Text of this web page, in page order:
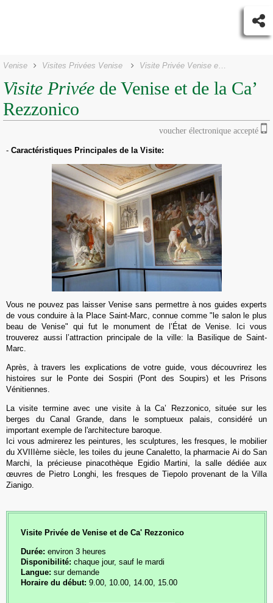
Venise Visites Privées Venise Visite Privée Venise et Ca’ Rezzonico
Visite Privée de Venise et de la Ca’
Rezzonico
voucher électronique accepté
- Caractéristiques Principales de la Visite:
Vous ne pouvez pas laisser Venise sans permettre à nos guides experts
de vous conduire à la Place Saint-Marc, connue comme "le salon le plus
beau de Venise" qui fut le monument de l’État de Venise. Ici vous
trouverez aussi l’attraction principale de la ville: la Basilique de Saint-
Marc.
Après, à travers les explications de votre guide, vous découvrirez les
histoires sur le Ponte dei Sospiri (Pont des Soupirs) et les Prisons
Vénitiennes.
La visite termine avec une visite à la Ca’ Rezzonico, située sur les
berges du Canal Grande, dans le somptueux palais, considéré un
important exemple de l'architecture baroque.
Ici vous admirerez les peintures, les sculptures, les fresques, le mobilier
du XVIIIème siècle, les toiles du jeune Canaletto, la pharmacie Ai do San
Marchi, la précieuse pinacothèque Egidio Martini, la salle dédiée aux
œuvres de Pietro Longhi, les fresques de Tiepolo provenant de la Villa
Zianigo.
Visite Privée de Venise et de Ca' Rezzonico
Durée: environ 3 heures
Disponibilité: chaque jour, sauf le mardi
Langue: sur demande
Horaire du début: 9.00, 10.00, 14.00, 15.00